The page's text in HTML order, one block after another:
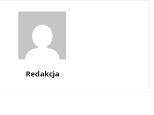
Redakcja